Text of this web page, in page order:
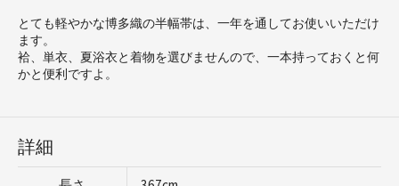
とても軽やかな博多織の半幅帯は、一年を通してお使いいただけ
ます。
袷、単衣、夏浴衣と着物を選びませんので、一本持っておくと何
かと便利ですよ。
詳細